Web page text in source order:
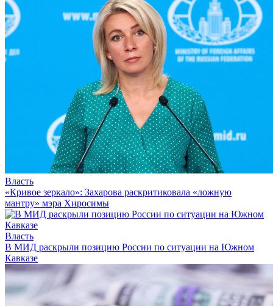
Власть
«Кривое зеркало»: Захарова раскритиковала «ложную
мантру» мэра Хиросимы
Власть
В МИД раскрыли позицию России по ситуации на Южном
Кавказе